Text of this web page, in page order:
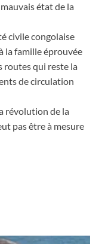
état de la
civile congolaise
la famille éprouvée
routes qui reste la
de circulation
révolution de la
pas être à mesure